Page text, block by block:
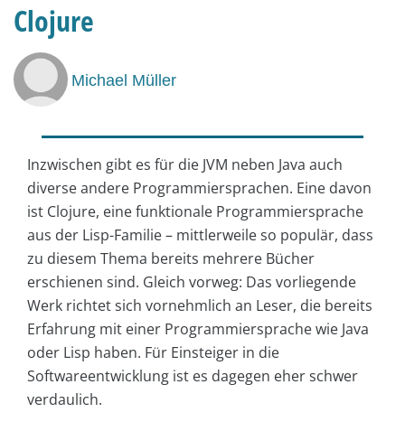
Clojure
Michael Müller
Inzwischen gibt es für die JVM neben Java auch
diverse andere Programmiersprachen. Eine davon
ist Clo­jure, eine funktionale Programmiersprache
aus der Lisp-Familie – mittlerweile so populär, dass
zu diesem Thema bereits mehrere Bücher
erschienen sind. Gleich vorweg: Das vorliegende
Werk richtet sich vornehmlich an Leser, die bereits
Erfahrung mit einer Programmiersprache wie Java
oder Lisp haben. Für Einsteiger in die
Softwareentwicklung ist es dagegen eher schwer
verdaulich.